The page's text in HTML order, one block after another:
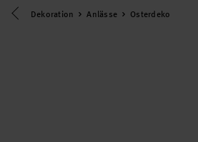
Eine Kategorie zurück navigieren
Dekoration Anlässe Osterdeko